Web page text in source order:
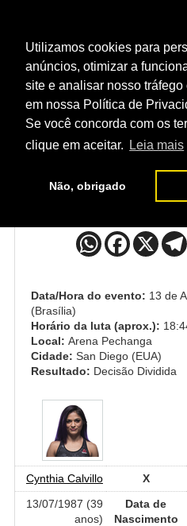
Utilizamos cookies para
anúncios, otimizar a
site e analisar nosso tráfego
em nossa Política de
Se você concorda com os
clique em aceitar.
Leia mais
Não, obrigado
NOTÍCIAS
HOME EVENTO /
Cynthia Calvillo x
Data/Hora do evento: 13 de
(Brasília)
Horário da luta (aprox.):
Local: Arena Pechanga
Cidade: San Diego (EUA)
Resultado: Decisão Dividida
Cynthia Calvillo X
13/07/1987 (39
anos)
Data de
Nascimento